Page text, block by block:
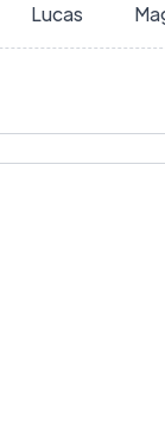
Lucas